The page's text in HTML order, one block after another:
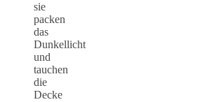
sie
packen
das
Dunkellicht
und
tauchen
die
Decke